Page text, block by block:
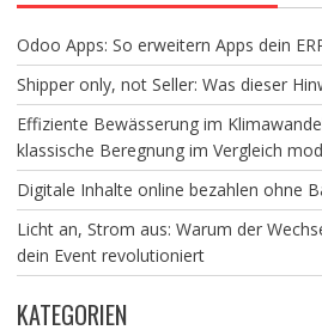
Odoo Apps: So erweitern Apps dein
Shipper only, not Seller: Was dieser
Effiziente Bewässerung im
klassische Beregnung im Vergleich
Digitale Inhalte online bezahlen ohne
Licht an, Strom aus: Warum der
dein Event revolutioniert
KATEGORIEN